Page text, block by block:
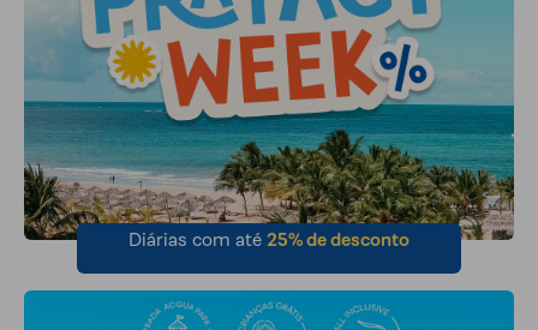
Diárias com até 25% de desconto